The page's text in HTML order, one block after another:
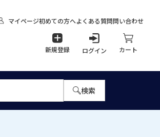
マイページ初めての方へ
新規登録
よくある質問
ログイン
問い合わせ
カート
検索